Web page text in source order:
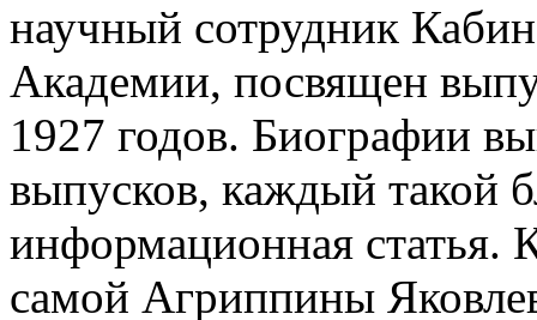
научный сотрудник
Академии, посвящен
1927 годов. Биографии
выпусков, каждый такой
информационная статья.
самой Агриппины